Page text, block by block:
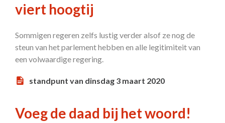
viert hoogtij
Sommigen regeren zelfs lustig verder alsof ze nog de
steun van het parlement hebben en alle legitimiteit van
een volwaardige regering.
standpunt van dinsdag 3 maart 2020
Voeg de daad bij het woord!